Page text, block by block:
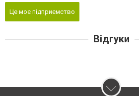
Це моє підприємство
Відгуки